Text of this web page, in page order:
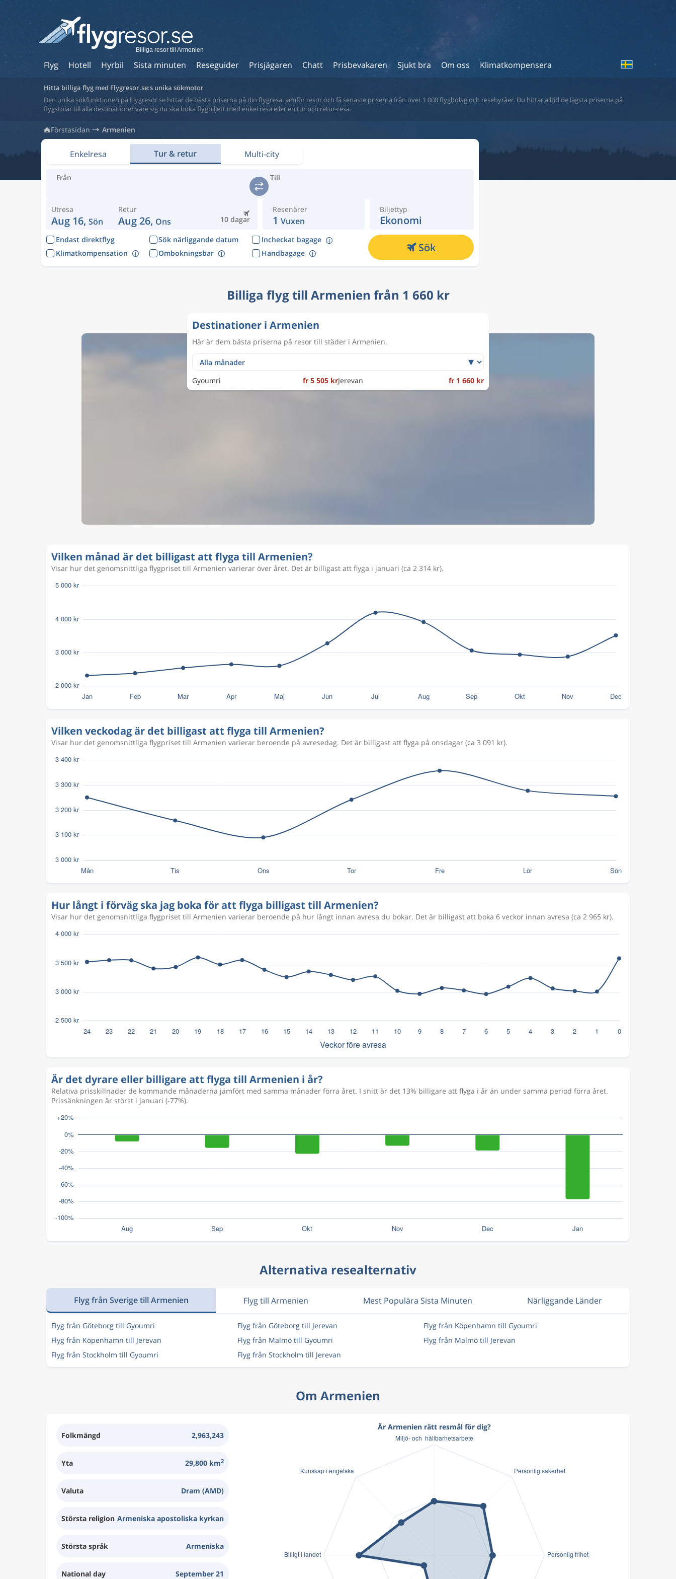
Flyg Hotell Hyrbil Sista minuten Reseguider Prisjägaren Chatt Prisbevakaren Sjukt bra Om oss Klimatkompensera
Billiga resor till Armenien
Hitta billiga flyg med Flygresor.se:s unika sökmotor
Den unika sökfunktionen på Flygresor.se hittar de bästa priserna på din flygresa. Jämför resor och få senaste priserna från över 1 000 flygbolag och resebyråer. Du hittar alltid de lägsta priserna på
flygstolar till alla destinationer vare sig du ska boka flygbiljett med enkel resa eller en tur och retur-resa.
Förstasidan Armenien
Enkelresa Tur & retur Multi-city
Från Till
Utresa
Aug 16, Sön 10 dagar
Retur
Aug 26, Ons
Resenärer
1 Vuxen
Biljettyp
Ekonomi
Endast direktflyg Sök närliggande datum
Incheckat bagage
Klimatkompensation
Ombokningsbar Handbagage Sök
Billiga flyg till Armenien från 1 660 kr
Destinationer i Armenien
Här är dem bästa priserna på resor till städer i Armenien.
Gyoumri fr 5 505 krJerevan fr 1 660 kr
Vilken månad är det billigast att flyga till Armenien?
Visar hur det genomsnittliga flygpriset till Armenien varierar över året. Det är billigast att flyga i januari (ca 2 314 kr).
Vilken veckodag är det billigast att flyga till Armenien?
Visar hur det genomsnittliga flygpriset till Armenien varierar beroende på avresedag. Det är billigast att flyga på onsdagar (ca 3 091 kr).
Hur långt i förväg ska jag boka för att flyga billigast till Armenien?
Visar hur det genomsnittliga flygpriset till Armenien varierar beroende på hur långt innan avresa du bokar. Det är billigast att boka 6 veckor innan avresa (ca 2 965 kr).
Är det dyrare eller billigare att flyga till Armenien i år?
Relativa prisskillnader de kommande månaderna jämfört med samma månader förra året. I snitt är det 13% billigare att flyga i år än under samma period förra året.
Prissänkningen är störst i januari (-77%).
Alternativa resealternativ
Flyg från Sverige till Armenien Flyg till Armenien Mest Populära Sista Minuten Närliggande Länder
Flyg från Göteborg till Gyoumri Flyg från Göteborg till Jerevan
Flyg från Köpenhamn till Gyoumri
Flyg från Köpenhamn till Jerevan
Flyg från Malmö till Gyoumri
Flyg från Malmö till Jerevan
Flyg från Stockholm till Gyoumri
Flyg från Stockholm till Jerevan
Om Armenien
Folkmängd 2,963,243
Yta 29,800 km2
Valuta Dram (AMD)
Största religion Armeniska apostoliska kyrkan
Största språk Armeniska
National day September 21
Är Armenien rätt resmål för dig?